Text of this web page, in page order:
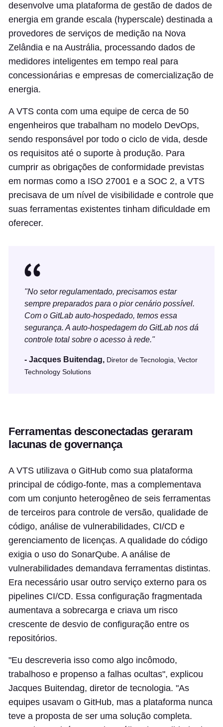
desenvolve uma plataforma de gestão de dados de
energia em grande escala (hyperscale) destinada a
provedores de serviços de medição na Nova
Zelândia e na Austrália, processando dados de
medidores inteligentes em tempo real para
concessionárias e empresas de comercialização de
energia.
A VTS conta com uma equipe de cerca de 50
engenheiros que trabalham no modelo DevOps,
sendo responsável por todo o ciclo de vida, desde
os requisitos até o suporte à produção. Para
cumprir as obrigações de conformidade previstas
em normas como a ISO 27001 e a SOC 2, a VTS
precisava de um nível de visibilidade e controle que
suas ferramentas existentes tinham dificuldade em
oferecer.
"No setor regulamentado, precisamos estar
sempre preparados para o pior cenário possível.
Com o GitLab auto-hospedado, temos essa
segurança. A auto-hospedagem do GitLab nos dá
controle total sobre o acesso à rede."
- Jacques Buitendag, Diretor de Tecnologia, Vector
Technology Solutions
Ferramentas desconectadas geraram
lacunas de governança
A VTS utilizava o GitHub como sua plataforma
principal de código-fonte, mas a complementava
com um conjunto heterogêneo de seis ferramentas
de terceiros para controle de versão, qualidade de
código, análise de vulnerabilidades, CI/CD e
gerenciamento de licenças. A qualidade do código
exigia o uso do SonarQube. A análise de
vulnerabilidades demandava ferramentas distintas.
Era necessário usar outro serviço externo para os
pipelines CI/CD. Essa configuração fragmentada
aumentava a sobrecarga e criava um risco
crescente de desvio de configuração entre os
repositórios.
"Eu descreveria isso como algo incômodo,
trabalhoso e propenso a falhas ocultas", explicou
Jacques Buitendag, diretor de tecnologia. "As
equipes usavam o GitHub, mas a plataforma nunca
teve a proposta de ser uma solução completa.